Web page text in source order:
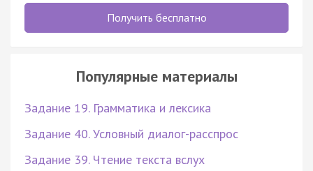
Получить бесплатно
Популярные материалы
Задание 19. Грамматика и лексика
Задание 40. Условный диалог-расспрос
Задание 39. Чтение текста вслух